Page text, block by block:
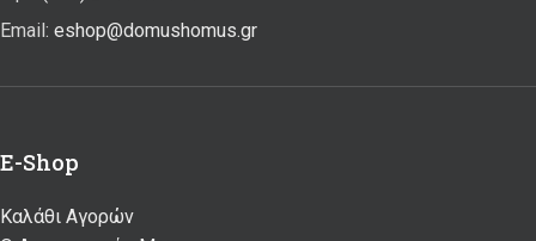
Email: eshop@domushomus.gr
E-Shop
Καλάθι Αγορών